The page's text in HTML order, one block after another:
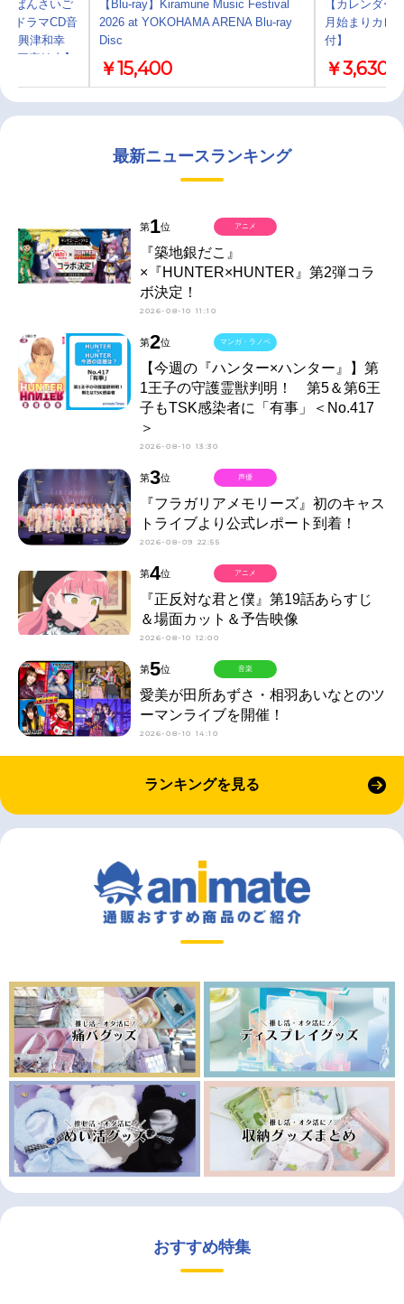
ばんさいご
ドラマCD音
興津和幸
三宅健太】
【Blu-ray】Kiramune Music Festival
2026 at YOKOHAMA ARENA Blu-ray
Disc
￥15,400
【カレンダー
月始まりカレ
付】
￥3,630
最新ニュースランキング
第1位
『築地銀だこ』
×『HUNTER×HUNTER』第2弾コラ
ボ決定！
2026-08-10 11:10
アニメ
第2位
【今週の『ハンター×ハンター』】第
1王子の守護霊獣判明！ 第5＆第6王
子もTSK感染者に「有事」＜No.417
＞
2026-08-10 13:30
マンガ・ラノベ
第3位
『フラガリアメモリーズ』初のキャス
トライブより公式レポート到着！
2026-08-09 22:55
声優
第4位
『正反対な君と僕』第19話あらすじ
＆場面カット＆予告映像
2026-08-10 12:00
アニメ
第5位
愛美が田所あずさ・相羽あいなとのツ
ーマンライブを開催！
2026-08-10 14:10
音楽
ランキングを見る
おすすめ特集